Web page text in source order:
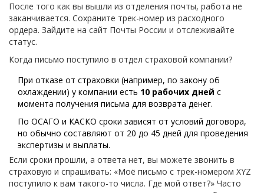
После того как вы вышли из отделения почты, работа не
заканчивается. Сохраните трек-номер из расходного
ордера. Зайдите на сайт Почты России и отслеживайте
статус.
Когда письмо поступило в отдел страховой компании?
При отказе от страховки (например, по закону об
охлаждении) у компании есть 10 рабочих дней с
момента получения письма для возврата денег.
По ОСАГО и КАСКО сроки зависят от условий договора,
но обычно составляют от 20 до 45 дней для проведения
экспертизы и выплаты.
Если сроки прошли, а ответа нет, вы можете звонить в
страховую и спрашивать: «Моё письмо с трек-номером XYZ
поступило к вам такого-то числа. Где мой ответ?» Часто